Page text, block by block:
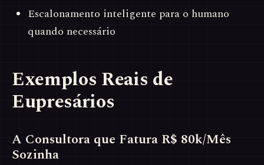
Escalonamento inteligente para o humano
quando necessário
Exemplos Reais de
Eupresários
A Consultora que Fatura R$ 80k/Mês
Sozinha